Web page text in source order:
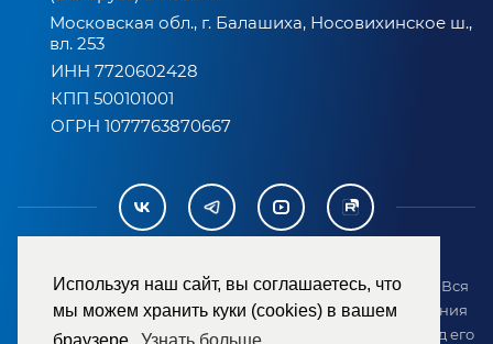
Используя наш сайт, вы соглашаетесь, что
мы можем хранить куки (cookies) в вашем
Московская обл., г. Балашиха, Носовихинское ш.,
вл. 253
ИНН 7720602428
КПП 500101001
ОГРН 1077763870667
2007-2026 © ООО «ТД «РЕМЕЗА». Все права защищены. Вся
информация на сайте размещена в целях предоставления
возможности покупателю ознакомиться с товаром перед его